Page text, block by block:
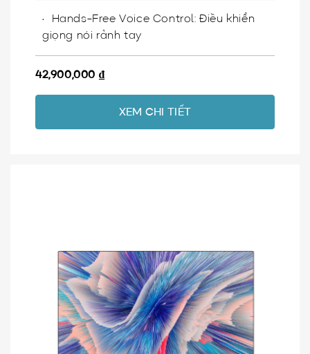
Hands-Free Voice Control: Điều khiển
giọng nói rảnh tay
42,900,000 ₫
XEM CHI TIẾT